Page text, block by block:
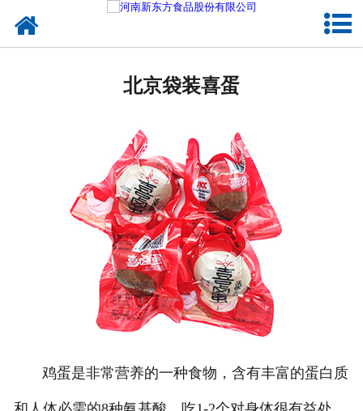
北京熟食品
北京调味品
北京鸡蛋壳粉
北京新东方食品
北京食品代加工
北京袋装喜蛋
鸡蛋是非常营养的一种食物，含有丰富的蛋白质